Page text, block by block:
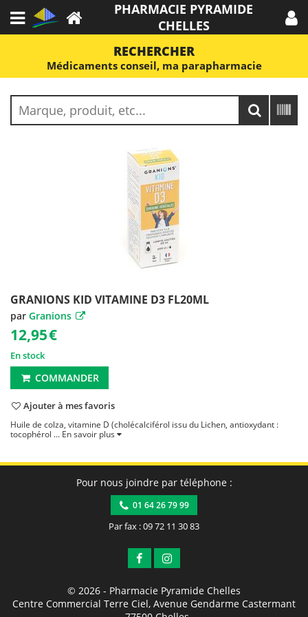
PHARMACIE PYRAMIDE
CHELLES
RECHERCHER
Médicaments conseil, ma parapharmacie
GRANIONS KID VITAMINE D3 FL20ML
par Granions
12,95€
En stock
COMMANDER
Ajouter à mes favoris
Huile de colza, vitamine D (cholécalciférol issu du Lichen, antioxydant :
tocophérol ... En savoir plus
Pour nous joindre par téléphone :
01 64 26 79 99
Par fax : 09 72 11 30 83
© 2026 - Pharmacie Pyramide Chelles
Centre Commercial Terre Ciel, Avenue Gendarme Castermant